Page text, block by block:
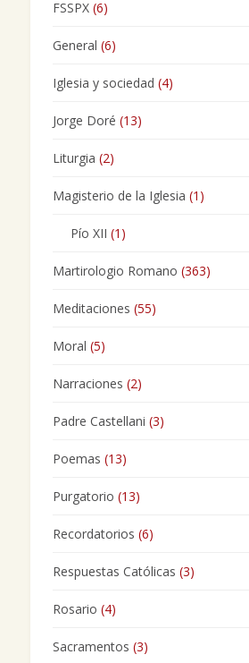
FSSPX(6)
General (6)
Iglesia y sociedad (4)
Jorge Doré (13)
Liturgia (2)
Magisterio de la Iglesia (1)
Pío XII (1)
Martirologio Romano (363)
Meditaciones (55)
Moral (5)
Narraciones (2)
Padre Castellani (3)
Poemas (13)
Purgatorio (13)
Recordatorios (6)
Respuestas Católicas (3)
Rosario (4)
Sacramentos (3)